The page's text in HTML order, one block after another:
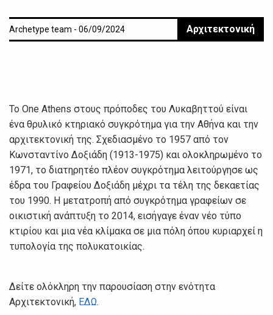
Archetype team - 06/09/2024 Αρχιτεκτονική
Το One Athens στους πρόποδες του Λυκαβηττού είναι
ένα θρυλικό κτηριακό συγκρότημα για την Αθήνα και την
αρχιτεκτονική της. Σχεδιασμένο το 1957 από τον
Κωνσταντίνο Δοξιάδη (1913-1975) και ολοκληρωμένο το
1971, το διατηρητέο πλέον συγκρότημα λειτούργησε ως
έδρα του Γραφείου Δοξιάδη μέχρι τα τέλη της δεκαετίας
του 1990. Η μετατροπή από συγκρότημα γραφείων σε
οικιστική ανάπτυξη το 2014, εισήγαγε έναν νέο τύπο
κτιρίου και μια νέα κλίμακα σε μια πόλη όπου κυριαρχεί η
τυπολογία της πολυκατοικίας.
Δείτε ολόκληρη την παρουσίαση στην ενότητα
Αρχιτεκτονική, ΕΔΩ.